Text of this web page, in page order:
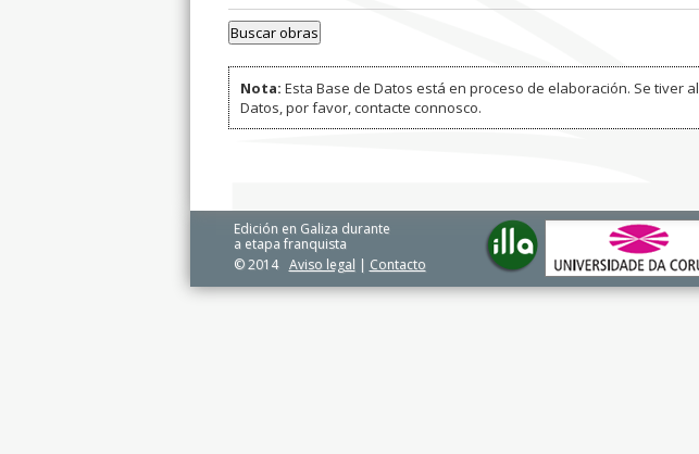
Nota: Esta Base de Datos está en proceso de elaboración. Se tiver
Datos, por favor, contacte connosco.
Edición en Galiza durante
a etapa franquista
© 2014
Aviso legal | Contacto